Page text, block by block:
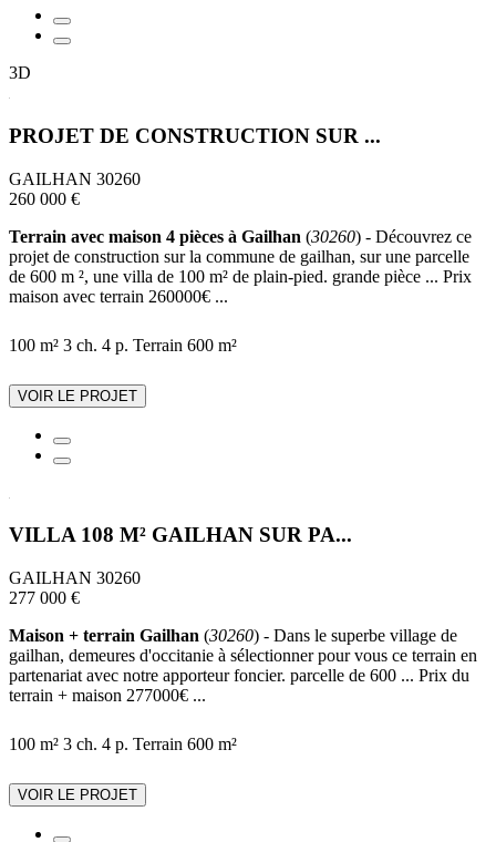
3D
PROJET DE CONSTRUCTION SUR ...
GAILHAN 30260
260 000 €
Terrain avec maison 4 pièces à Gailhan (30260) - Découvrez ce
projet de construction sur la commune de gailhan, sur une parcelle
de 600 m ², une villa de 100 m² de plain-pied. grande pièce ... Prix
maison avec terrain 260000€ ...
100 m² 3 ch. 4 p. Terrain 600 m²
VOIR LE PROJET
VILLA 108 M² GAILHAN SUR PA...
GAILHAN 30260
277 000 €
Maison + terrain Gailhan (30260) - Dans le superbe village de
gailhan, demeures d'occitanie à sélectionner pour vous ce terrain en
partenariat avec notre apporteur foncier. parcelle de 600 ... Prix du
terrain + maison 277000€ ...
100 m² 3 ch. 4 p. Terrain 600 m²
VOIR LE PROJET